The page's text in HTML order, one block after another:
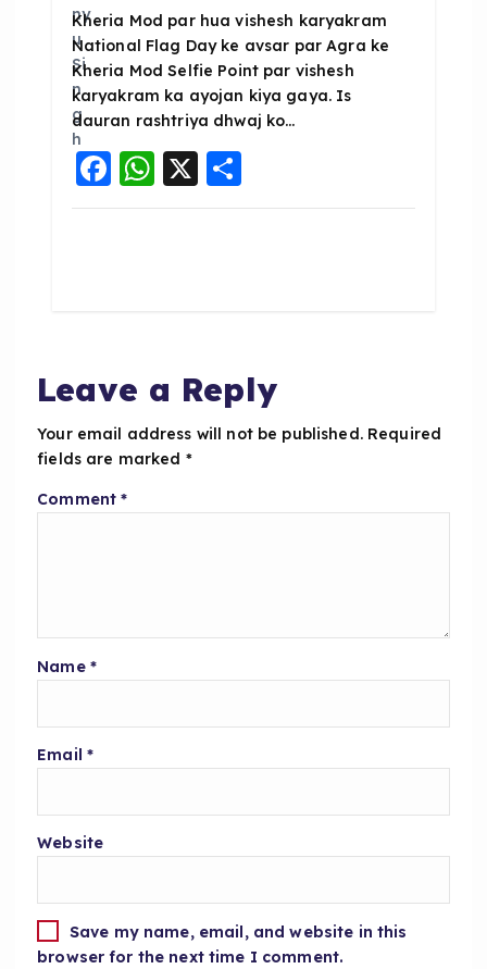
Kheria Mod par hua vishesh karyakram
National Flag Day ke avsar par Agra ke
Kheria Mod Selfie Point par vishesh
karyakram ka ayojan kiya gaya. Is
dauran rashtriya dhwaj ko…
F
a
o
k
W
h
p
X S
h
Leave a Reply
Your email address will not be published. Required
fields are marked *
Comment*
Name *
Email *
Website
Save my name, email, and website in this
browser for the next time I comment.